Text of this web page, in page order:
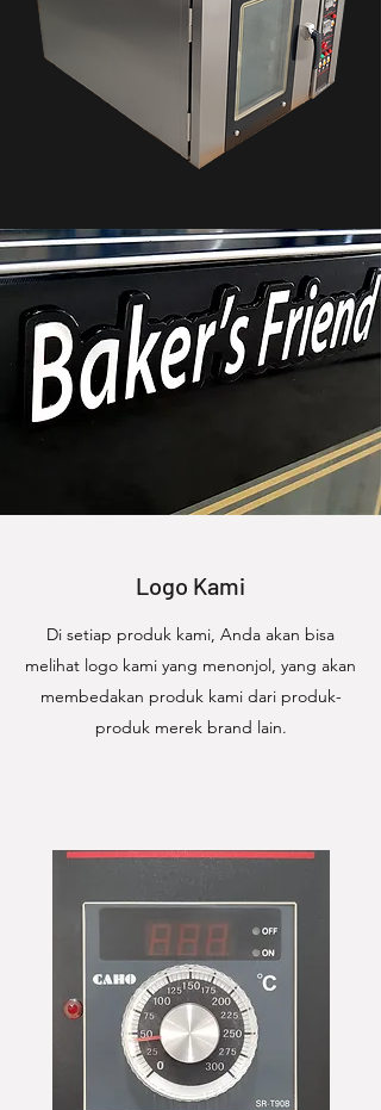
Logo Kami
Di setiap produk kami, Anda akan bisa
melihat logo kami yang menonjol, yang akan
membedakan produk kami dari produk-
produk merek brand lain.